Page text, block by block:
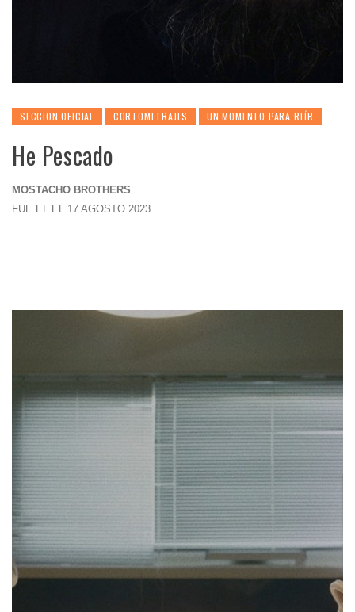
SECCION OFICIAL CORTOMETRAJES UN MOMENTO PARA REÍR
He Pescado
MOSTACHO BROTHERS
FUE EL EL 17 AGOSTO 2023